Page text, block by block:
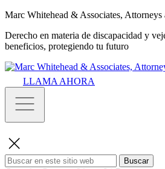
Marc Whitehead & Associates,
Derecho en materia de discapacidad y
beneficios, protegiendo tu futuro
LLAMA AHORA
Buscar